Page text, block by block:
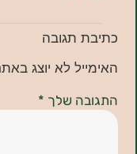
תגובה
לא יוצג באתר. שדות
שלך*